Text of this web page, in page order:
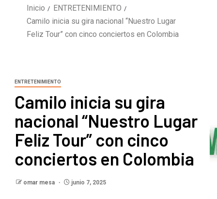
Inicio
ENTRETENIMIENTO
Camilo inicia su gira nacional “Nuestro Lugar
Feliz Tour” con cinco conciertos en Colombia
ENTRETENIMIENTO
Camilo inicia su gira
nacional “Nuestro Lugar
Feliz Tour” con cinco
conciertos en Colombia
omar mesa junio 7, 2025